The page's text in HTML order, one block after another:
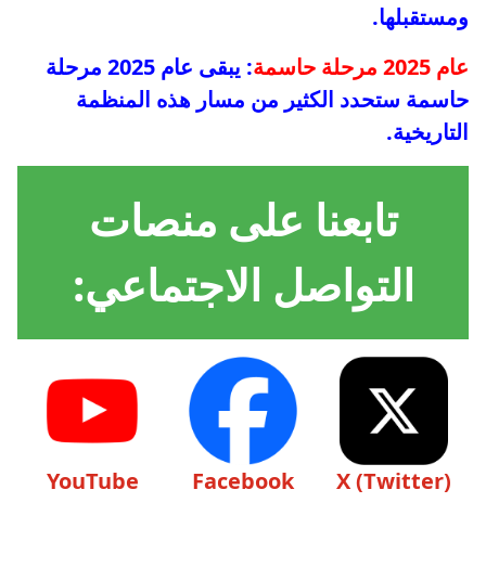
ومستقبلها.
عام 2025 مرحلة حاسمة
: يبقى عام 2025 مرحلة
حاسمة ستحدد الكثير من مسار هذه المنظمة
التاريخية.
تابعنا على منصات
التواصل الاجتماعي:
X (Twitter)
Facebook
YouTube